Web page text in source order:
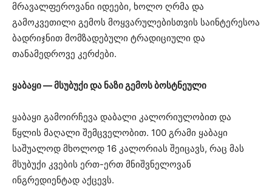
მრავალფეროვანი იდეები, ხოლო ღრმა და
გამოკვეთილი გემოს მოყვარულებისთვის საინტერესოა
ბადრიჯნით მომზადებული ტრადიციული და
თანამედროვე კერძები.
ყაბაყი — მსუბუქი და ნაზი გემოს ბოსტნეული
ყაბაყი გამოირჩევა დაბალი კალორიულობით და
წყლის მაღალი შემცველობით. 100 გრამი ყაბაყი
საშუალოდ მხოლოდ 16 კალორიას შეიცავს, რაც მას
მსუბუქი კვების ერთ-ერთ მნიშვნელოვან
ინგრედიენტად აქცევს.